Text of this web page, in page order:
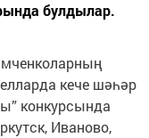
булдылар.
кече шәһәр
конкурсында
Иваново,